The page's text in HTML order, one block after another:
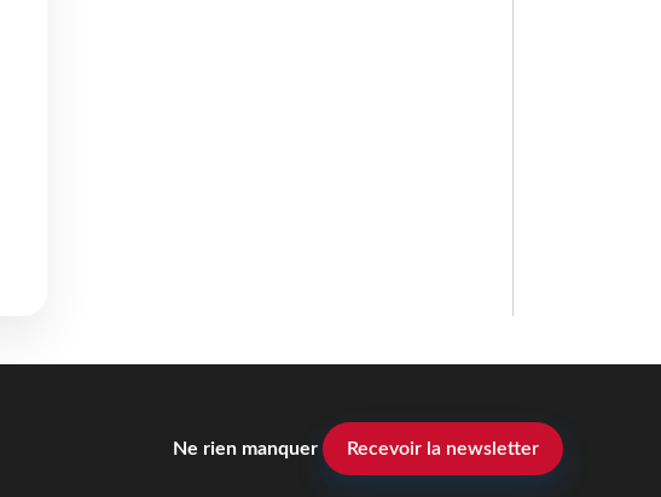
Ne rien manquer Recevoir la newsletter